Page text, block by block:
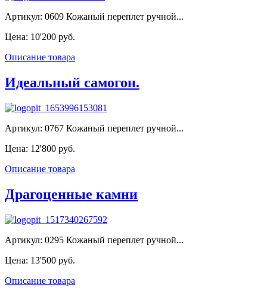
Артикул: 0609 Кожаный переплет ручной...
Цена: 10'200 руб.
Описание товара
Идеальный самогон.
Артикул: 0767 Кожаный переплет ручной...
Цена: 12'800 руб.
Описание товара
Драгоценные камни
Артикул: 0295 Кожаный переплет ручной...
Цена: 13'500 руб.
Описание товара